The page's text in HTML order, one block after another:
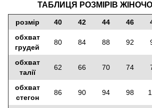
ТАБЛИЦЯ РОЗМІРІВ
розмір 40 42 44 46
обхват
грудей
80 84 88 92
обхват
талії
62 66 70 74
обхват
стегон
86 90 94 98